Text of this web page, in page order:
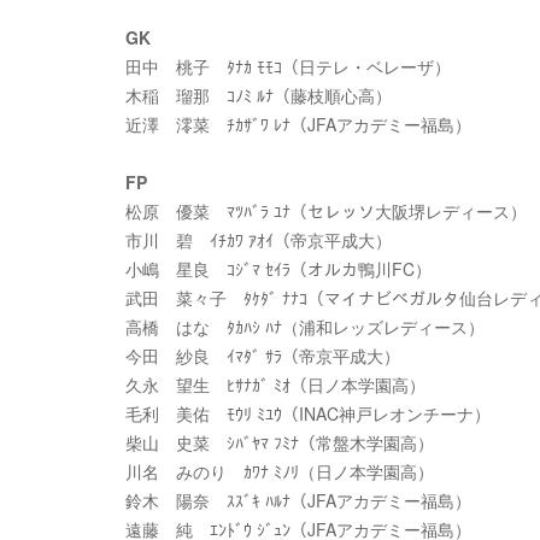
GK
田中 桃子 ﾀﾅｶ ﾓﾓｺ（日テレ・ベレーザ）
木稲 瑠那 ｺﾉﾐ ﾙﾅ（藤枝順心高）
近澤 澪菜 ﾁｶｻﾞﾜ ﾚﾅ（JFAアカデミー福島）
FP
松原 優菜 ﾏﾂﾊﾞﾗ ﾕﾅ（セレッソ大阪堺レディース）
市川 碧 ｲﾁｶﾜ ｱｵｲ（帝京平成大）
小嶋 星良 ｺｼﾞﾏ ｾｲﾗ（オルカ鴨川FC）
武田 菜々子 ﾀｹﾀﾞ ﾅﾅｺ（マイナビベガルタ仙台レデ
高橋 はな ﾀｶﾊｼ ﾊﾅ（浦和レッズレディース）
今田 紗良 ｲﾏﾀﾞ ｻﾗ（帝京平成大）
久永 望生 ﾋｻﾅｶﾞ ﾐｵ（日ノ本学園高）
毛利 美佑 ﾓｳﾘ ﾐﾕｳ（INAC神戸レオンチーナ）
柴山 史菜 ｼﾊﾞﾔﾏ ﾌﾐﾅ（常盤木学園高）
川名 みのり ｶﾜﾅ ﾐﾉﾘ（日ノ本学園高）
鈴木 陽奈 ｽｽﾞｷ ﾊﾙﾅ（JFAアカデミー福島）
遠藤 純 ｴﾝﾄﾞｳ ｼﾞｭﾝ（JFAアカデミー福島）